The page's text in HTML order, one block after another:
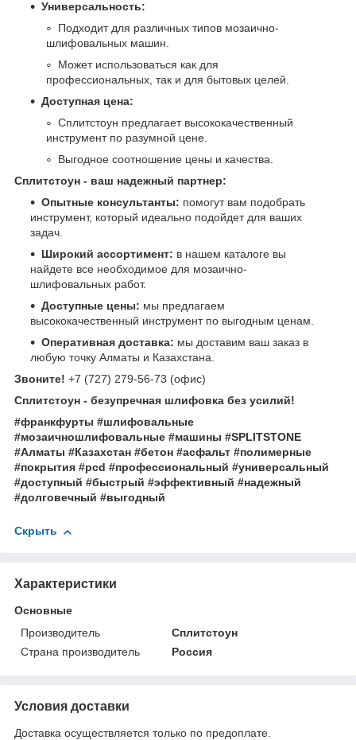
Универсальность:
Подходит для различных типов мозаично-
шлифовальных машин.
Может использоваться как для
профессиональных, так и для бытовых целей.
Доступная цена:
Сплитстоун предлагает высококачественный
инструмент по разумной цене.
Выгодное соотношение цены и качества.
Сплитстоун - ваш надежный партнер:
Опытные консультанты: помогут вам подобрать
инструмент, который идеально подойдет для ваших
задач.
Широкий ассортимент: в нашем каталоге вы
найдете все необходимое для мозаично-
шлифовальных работ.
Доступные цены: мы предлагаем
высококачественный инструмент по выгодным ценам.
Оперативная доставка: мы доставим ваш заказ в
любую точку Алматы и Казахстана.
Звоните! +7 (727) 279-56-73 (офис)
Сплитстоун - безупречная шлифовка без усилий!
#франкфурты #шлифовальные
#мозаичношлифовальные #машины #SPLITSTONE
#Алматы #Казахстан #бетон #асфальт #полимерные
#покрытия #pcd #профессиональный #универсальный
#доступный #быстрый #эффективный #надежный
#долговечный #выгодный
Скрыть
Характеристики
Основные
Производитель
Сплитстоун
Страна производитель
Россия
Условия доставки
Доставка осуществляется только по предоплате.